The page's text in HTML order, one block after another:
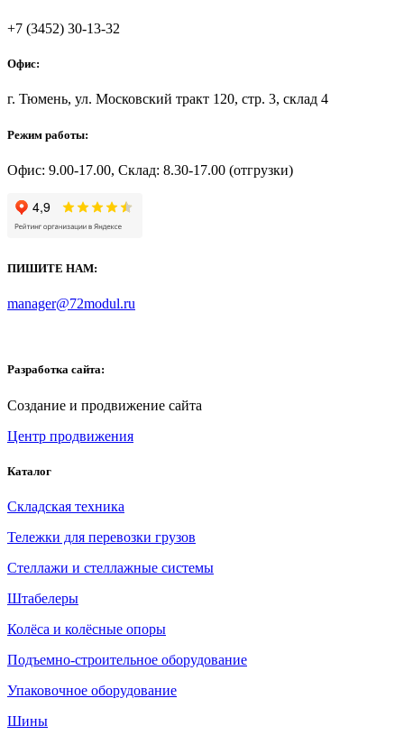
+7 (3452) 30-13-32
Офис:
г. Тюмень, ул. Московский тракт 120, стр. 3, склад 4
Режим работы:
Офис: 9.00-17.00, Склад: 8.30-17.00 (отгрузки)
ПИШИТЕ НАМ:
manager@72modul.ru
Разработка сайта:
Создание и продвижение сайта
Центр продвижения
Каталог
Складская техника
Тележки для перевозки грузов
Стеллажи и стеллажные системы
Штабелеры
Колёса и колёсные опоры
Подъемно-строительное оборудование
Упаковочное оборудование
Шины